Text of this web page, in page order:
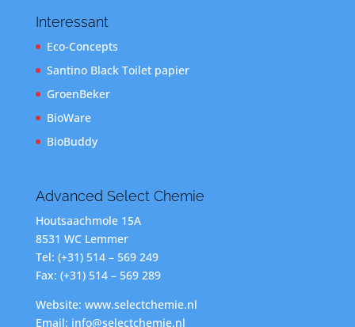
Interessant
Eco-Concepts
Santino Black Toilet papier
GroenBeker
BioWare
BioBuddy
Advanced Select Chemie
Houtsaachmole 15A
8531 WC Lemmer
Tel: (+31) 514 – 569 249
Fax: (+31) 514 – 569 289
Website: www.selectchemie.nl
Email: info@selectchemie.nl